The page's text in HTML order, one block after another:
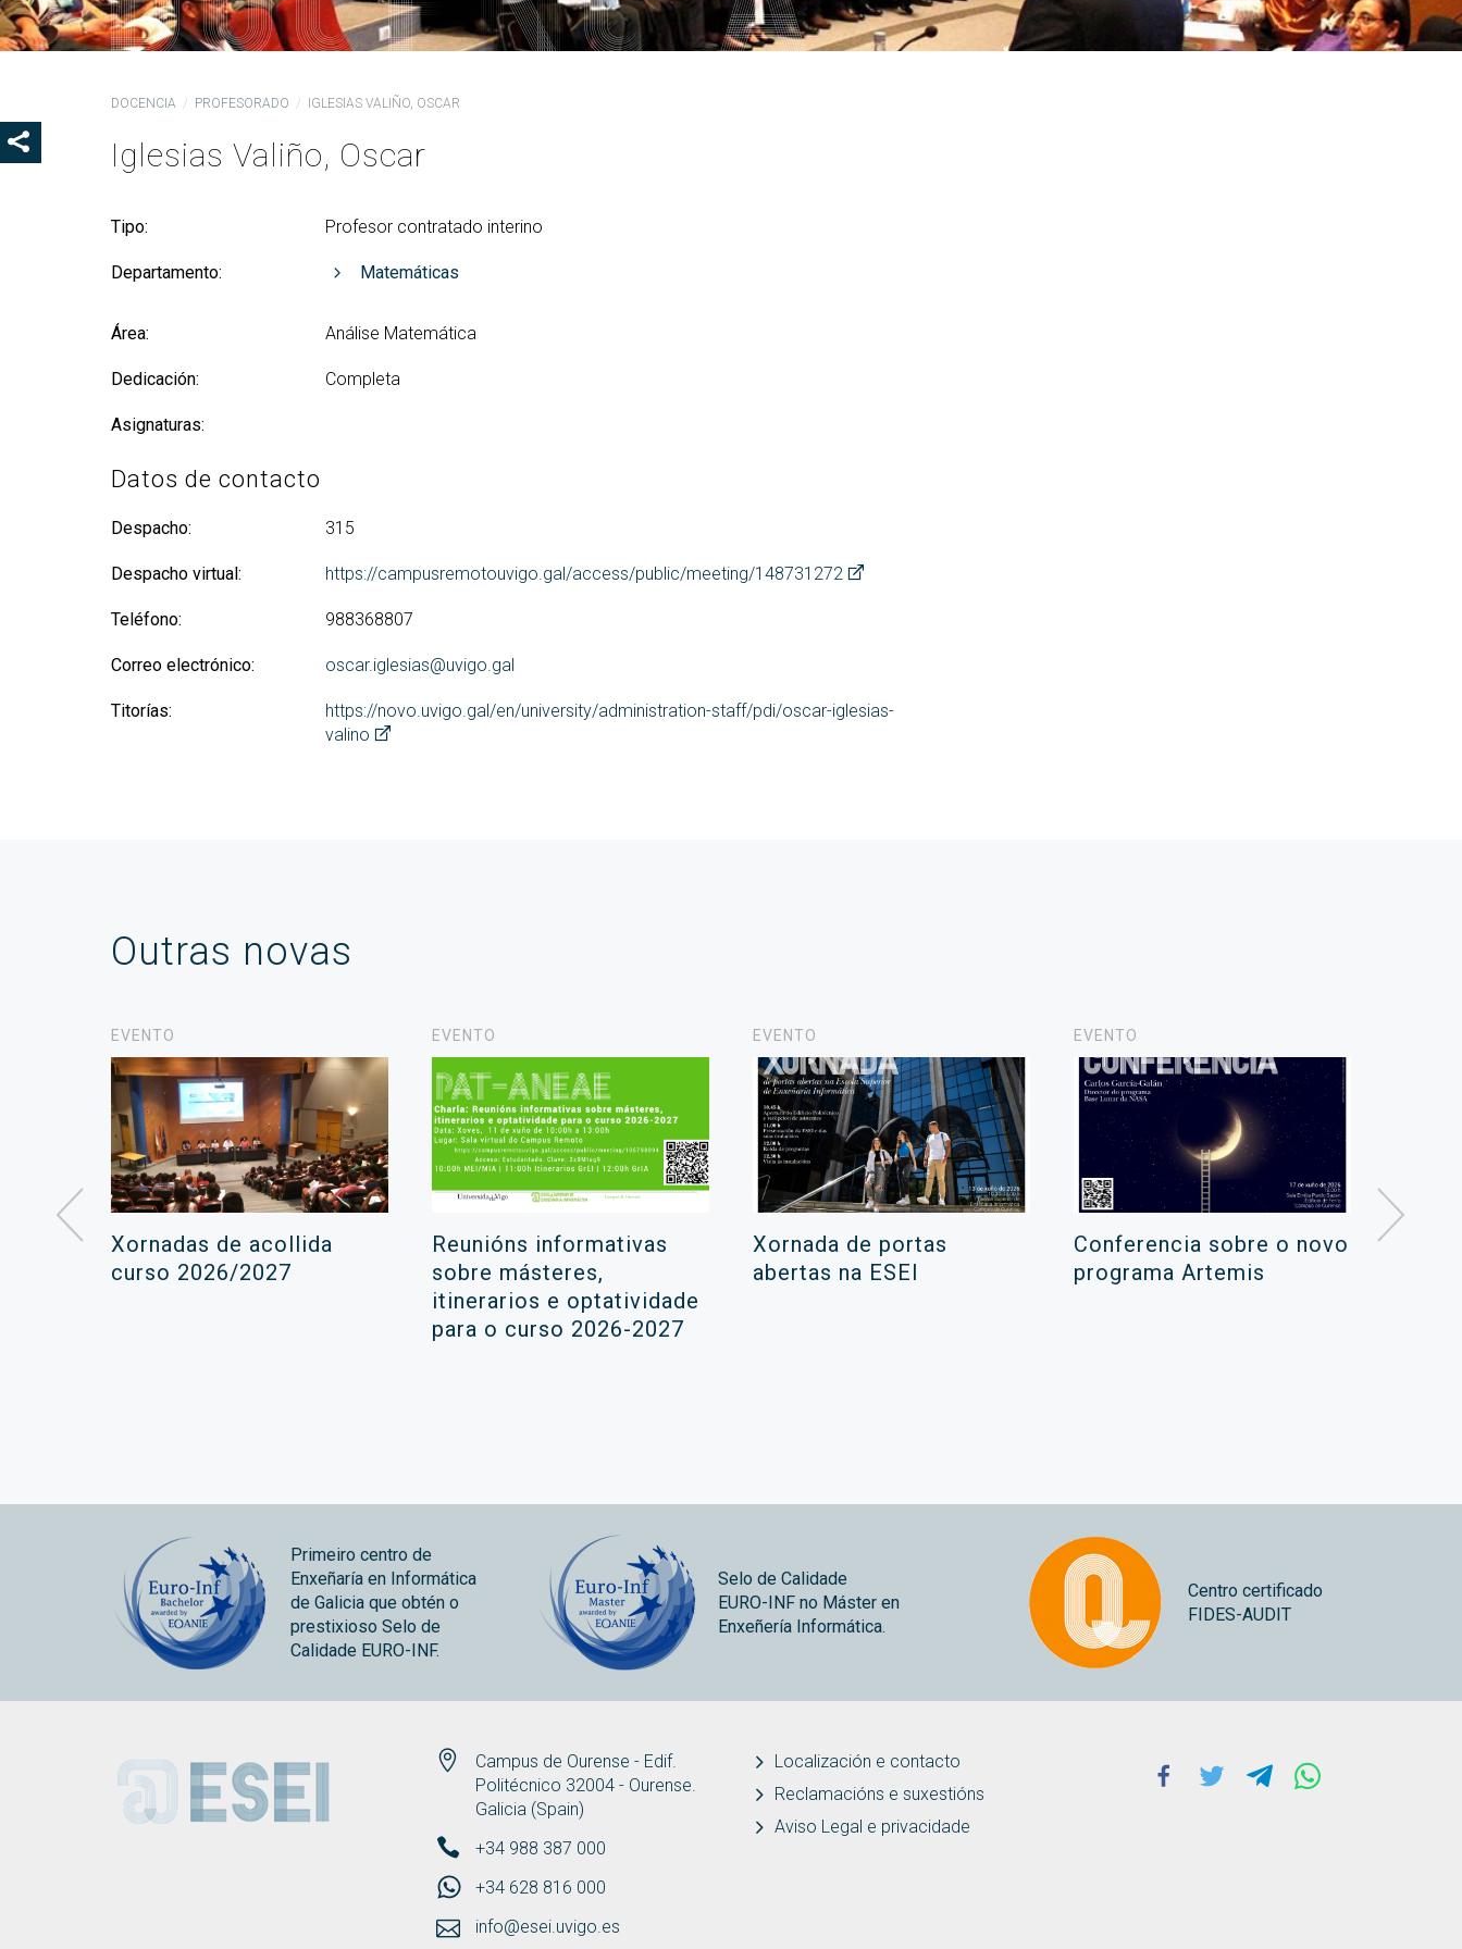
Coordinación
Delegación de Alumnos
Localización e contacto
extracurriculares
Prácticas en empresa
PARS Grao e Máster en
Enxeñaría Informática
títulos
Recoñecementos de calidade
DOCENCIA PROFESORADO IGLESIAS VALIÑO, OSCAR
Iglesias Valiño, Oscar
Tipo: Profesor contratado interino
Departamento: Matemáticas
Área: Análise Matemática
Dedicación: Completa
Asignaturas:
Datos de contacto
Despacho: 315
Despacho virtual: https://campusremotouvigo.gal/access/public/meeting/148731272
Teléfono: 988368807
Correo electrónico: oscar.iglesias@uvigo.gal
Titorías:
https://novo.uvigo.gal/en/university/administration-staff/pdi/oscar-iglesias-
valino
Outras novas
EVENTO
Xornadas de acollida
curso 2026/2027
EVENTO
Reunións informativas
sobre másteres,
itinerarios e optatividade
para o curso 2026-2027
EVENTO
Xornada de portas
abertas na ESEI
EVENTO
Conferencia sobre o novo
programa Artemis
Primeiro centro de
Enxeñaría en Informática
de Galicia que obtén o
prestixioso Selo de
Calidade EURO-INF.
Selo de Calidade
EURO-INF no Máster en
Enxeñería Informática.
Centro certificado
FIDES-AUDIT
ESEI
Campus de Ourense - Edif.
Politécnico 32004 - Ourense.
Galicia (Spain)
+34 988 387 000
+34 628 816 000
info@esei.uvigo.es
Localización e contacto
Reclamacións e suxestións
Aviso Legal e privacidade
Facebook
Twitter Telegram
MOSTRAR OS BOTÓNS DE COMPARTIR